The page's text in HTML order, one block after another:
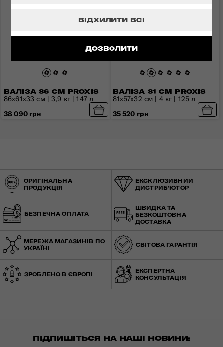
ДОЗВОЛИТИ
ВІДХИЛИТИ ВСІ
ВАЛІЗА 86 СМ PROXIS
86x61x33 см | 3,9 кг | 147 л
38 090 грн
ВАЛІЗА 81 СМ PROXIS
81x57x32 см | 4 кг | 125 л
35 520 грн
ОРИГІНАЛЬНА
ПРОДУКЦІЯ
ЕКСКЛЮЗИВНИЙ
ДИСТРИБ'ЮТОР
БЕЗПЕЧНА ОПЛАТА
ШВИДКА ТА
БЕЗКОШТОВНА
ДОСТАВКА
МЕРЕЖА МАГАЗИНІВ ПО
УКРАЇНІ
СВІТОВА ГАРАНТІЯ
ЗРОБЛЕНО В ЄВРОПІ
ЕКСПЕРТНА
КОНСУЛЬТАЦІЯ
ПІДПИШІТЬСЯ НА НАШІ НОВИНИ: